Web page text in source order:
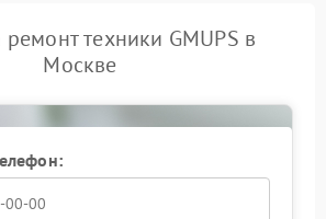
техники GMUPS в
Москве